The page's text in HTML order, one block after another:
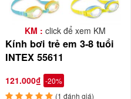
KM : click để xem KM
Kính bơi trẻ em 3-8 tuổi
INTEX 55611
121.000₫ -20%
(1 đánh giá)